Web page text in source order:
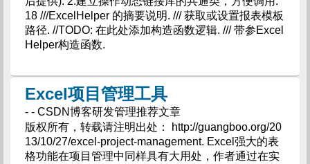
18 ///ExcelHelper 的摘要说明. /// 获取或设置报表模板
路径. //TODO: 在此处添加构造函数逻辑. /// 带参Excel
Helper构造函数.
Excel项目管理工具
- - CSDN博客研发管理推荐文章
版权所有，转载请注明出处： http://guangboo.org/20
13/10/27/excel-project-management. Excel强大的表
格功能在项目管理中同样具有大用处，作者通过在实